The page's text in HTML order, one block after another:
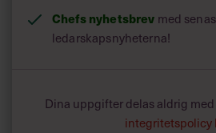
Chefs nyhetsbrev med
ledarskapsnyheterna!
Dina uppgifter delas aldrig
integritetspolicy